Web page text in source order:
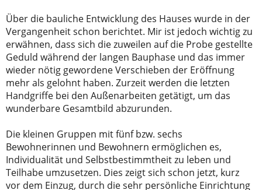
Über die bauliche Entwicklung des Hauses wurde in der
Vergangenheit schon berichtet. Mir ist jedoch wichtig zu
erwähnen, dass sich die zuweilen auf die Probe gestellte
Geduld während der langen Bauphase und das immer
wieder nötig gewordene Verschieben der Eröffnung
mehr als gelohnt haben. Zurzeit werden die letzten
Handgriffe bei den Außenarbeiten getätigt, um das
wunderbare Gesamtbild abzurunden.
Die kleinen Gruppen mit fünf bzw. sechs
Bewohnerinnen und Bewohnern ermöglichen es,
Individualität und Selbstbestimmtheit zu leben und
Teilhabe umzusetzen. Dies zeigt sich schon jetzt, kurz
vor dem Einzug, durch die sehr persönliche Einrichtung